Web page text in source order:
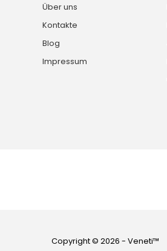
Über uns
Kontakte
Blog
Impressum
Copyright © 2026 - Veneti™